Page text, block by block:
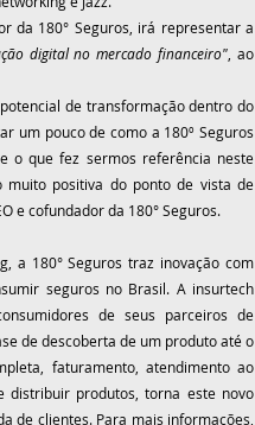
da 180° Seguros, irá representar a
digital no mercado financeiro" , ao
de transformação dentro do
um pouco de como a 180º Seguros
o que fez sermos referência neste
muito positiva do ponto de vista de
e cofundador da 180° Seguros.
a 180° Seguros traz inovação com
seguros no Brasil. A insurtech
de seus parceiros de
de descoberta de um produto até o
faturamento, atendimento ao
distribuir produtos, torna este novo
de clientes. Para mais informações,